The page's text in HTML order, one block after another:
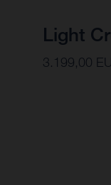
Light
3.199,00